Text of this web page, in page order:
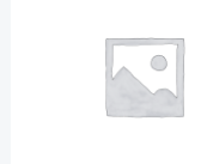
era:
15,00 €.
é:
13,50 €.